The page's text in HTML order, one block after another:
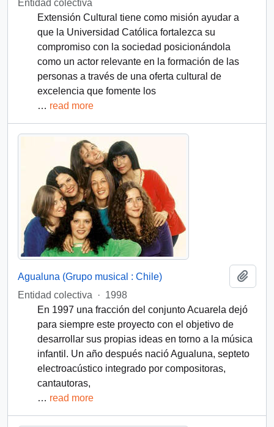
Entidad colectiva
Extensión Cultural tiene como misión ayudar a
que la Universidad Católica fortalezca su
compromiso con la sociedad posicionándola
como un actor relevante en la formación de las
personas a través de una oferta cultural de
excelencia que fomente los
… read more
Agualuna (Grupo musical : Chile)
Entidad colectiva
· 1998
En 1997 una fracción del conjunto Acuarela dejó
para siempre este proyecto con el objetivo de
desarrollar sus propias ideas en torno a la música
infantil. Un año después nació Agualuna, septeto
electroacústico integrado por compositoras,
cantautoras,
… read more